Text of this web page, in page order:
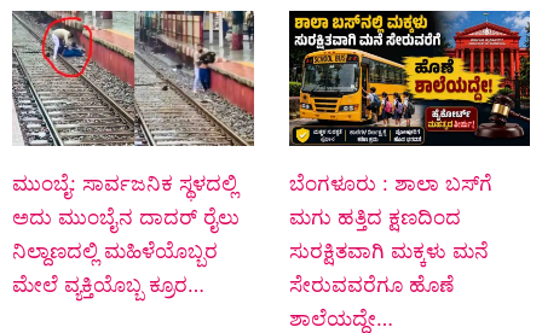
ಮುಂಬೈ: ಸಾರ್ವಜನಿಕ ಸ್ಥಳದಲ್ಲಿ
ಅದು ಮುಂಬೈನ ದಾದರ್ ರೈಲು
ನಿಲ್ದಾಣದಲ್ಲಿ ಮಹಿಳೆಯೊಬ್ಬರ
ಮೇಲೆ ವ್ಯಕ್ತಿಯೊಬ್ಬ ಕ್ರೂರ…
ಬೆಂಗಳೂರು : ಶಾಲಾ ಬಸ್‌ಗೆ
ಮಗು ಹತ್ತಿದ ಕ್ಷಣದಿಂದ
ಸುರಕ್ಷಿತವಾಗಿ ಮಕ್ಕಳು ಮನೆ
ಸೇರುವವರೆಗೂ ಹೊಣೆ
ಶಾಲೆಯದ್ದೇ…